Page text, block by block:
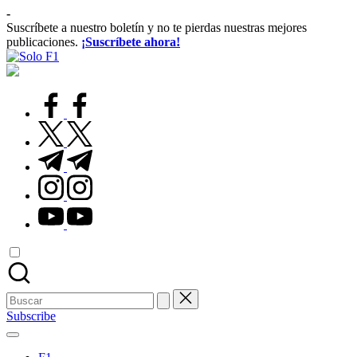
Saltar
al
contenido
-
Suscríbete a nuestro boletín y no te pierdas nuestras mejores
publicaciones. ¡Suscríbete ahora!
Para
facebook.com
twitter.com
t.me
instagram.com
youtube.com
Buscar:
Subscribe